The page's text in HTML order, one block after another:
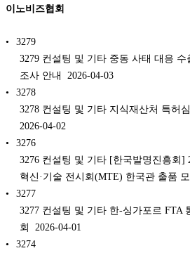
이노비즈협회
3279
3279 컨설팅 및 기타 중동 사태 대응
조사 안내 2026-04-03
3278
3278 컨설팅 및 기타 지식재산처 특허
2026-04-02
3276
3276 컨설팅 및 기타 [한국발명진흥회]
혁신·기술 전시회(MTE) 한국관 출품
3277
3277 컨설팅 및 기타 한-싱가포르 FTA
회 2026-04-01
3274